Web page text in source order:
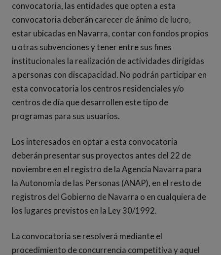
convocatoria, las entidades que opten a esta
convocatoria deberán carecer de ánimo de lucro,
estar ubicadas en Navarra, contar con fondos propios
u otras subvenciones y tener entre sus fines
institucionales la realización de actividades dirigidas
a personas con discapacidad. No podrán participar en
esta convocatoria los centros residenciales y/o
centros de día que desarrollen este tipo de
programas para sus usuarios.
Los interesados en optar a esta convocatoria
deberán presentar sus proyectos antes del 22 de
noviembre en el registro de la Agencia Navarra para
la Autonomía de las Personas (ANAP), en el resto de
registros del Gobierno de Navarra o en cualquiera de
los lugares previstos en la Ley 30/1992.
La convocatoria se resolverá mediante el
procedimiento de concurrencia competitiva y aquel